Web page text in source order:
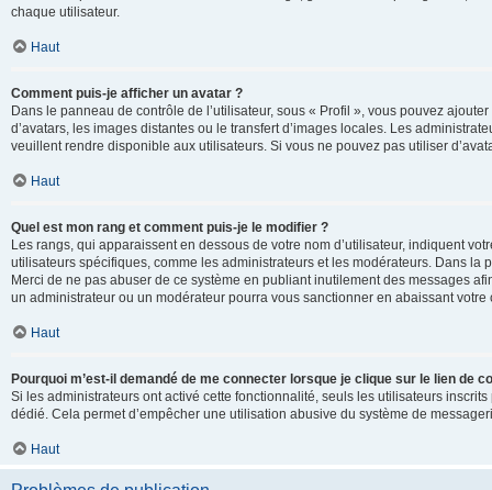
chaque utilisateur.
Haut
Comment puis-je afficher un avatar ?
Dans le panneau de contrôle de l’utilisateur, sous « Profil », vous pouvez
d’avatars, les images distantes ou le transfert d’images locales. Les
veuillent rendre disponible aux utilisateurs. Si vous ne pouvez pas utiliser
Haut
Quel est mon rang et comment puis-je le modifier ?
Les rangs, qui apparaissent en dessous de votre nom d’utilisateur, indiquent
utilisateurs spécifiques, comme les administrateurs et les modérateurs. Dans
Merci de ne pas abuser de ce système en publiant inutilement des messages
un administrateur ou un modérateur pourra vous sanctionner en abaissant votre
Haut
Pourquoi m’est-il demandé de me connecter lorsque je clique sur le lien de
Si les administrateurs ont activé cette fonctionnalité, seuls les utilisateurs
dédié. Cela permet d’empêcher une utilisation abusive du système de
Haut